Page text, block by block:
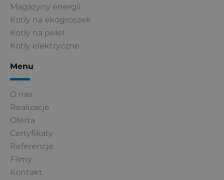
Magazyny energii
Kotły na ekogroszek
Kotły na pelet
Kotły elektryczne
Menu
O nas
Realizacje
Oferta
Certyfikaty
Referencje
Filmy
Kontakt